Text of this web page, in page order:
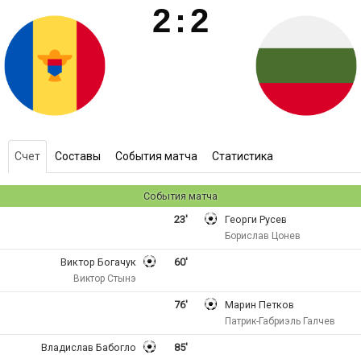
2 : 2
Счет Составы События матча Статистика
События матча
23'
Георги Русев
Борислав Цонев
60'
Виктор Богачук
Виктор Стынэ
76' Марин Петков
Патрик-Габриэль Галчев
85'
Владислав Бабогло